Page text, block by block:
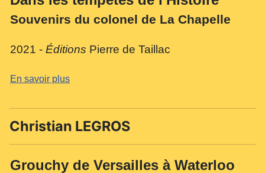
Souvenirs du colonel de La Chapelle
2021 - Éditions Pierre de Taillac
En savoir plus
Christian LEGROS
Grouchy de Versailles à Waterloo